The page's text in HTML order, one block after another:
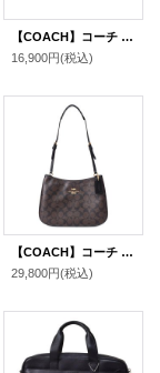
【COACH】コーチ ターンロック レザー スエード ストライプ ペニー クロスボディー ショルダー 斜め掛けバッグ サドル×オックスブラッド（日本未発売）
16,900円(税込)
【COACH】コーチ コーティングキャンバス レザー シグネチャー ペネロペ ロゴ ショルダー ハンドバッグ ブラウン×ブラック(日本未発売）
29,800円(税込)